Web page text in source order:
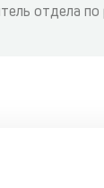
отдела по